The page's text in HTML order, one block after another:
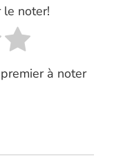
noter!
à noter